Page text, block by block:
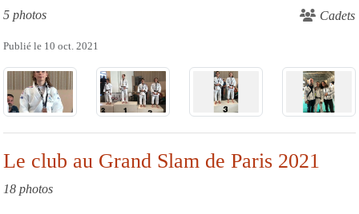
5 photos Cadets
Publié le 10 oct. 2021
Le club au Grand Slam de Paris 2021
18 photos